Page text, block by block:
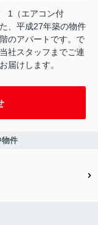
1（エアコン付
、平成27年築の物件
のアパートです。で
社スタッフまでご連
届けします。
件